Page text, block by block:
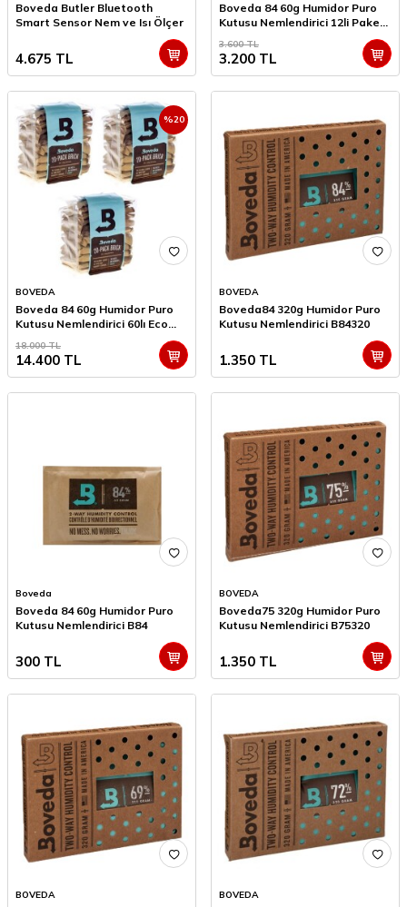
Boveda Butler Bluetooth
Smart Sensor Nem ve Isı Ölçer
4.675 TL
Boveda 84 60g Humidor Puro
Kutusu Nemlendirici 12li Paket
3.600TL
3.200 TL
%20
BOVEDA
Boveda 84 60g Humidor Puro
Kutusu Nemlendirici 60lı Eco
18.000TL
14.400 TL
BOVEDA
Boveda84 320g Humidor Puro
Kutusu Nemlendirici B84320
1.350 TL
Boveda
Boveda 84 60g Humidor Puro
Kutusu Nemlendirici B84
300 TL
BOVEDA
Boveda75 320g Humidor Puro
Kutusu Nemlendirici B75320
1.350 TL
BOVEDA BOVEDA